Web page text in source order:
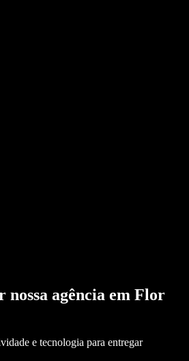
nossa agência em Flor
e tecnologia para entregar